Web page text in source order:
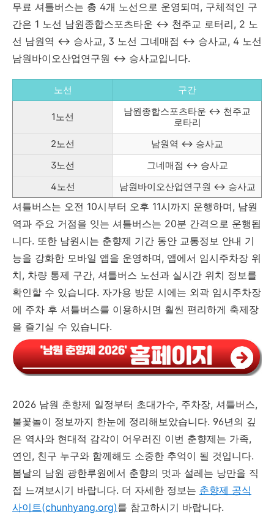
무료 셔틀버스는 총 4개 노선으로 운영되며, 구체적인 구
간은 1 노선 남원종합스포츠타운 ↔ 천주교 로터리, 2 노
선 남원역 ↔ 승사교, 3 노선 그네매점 ↔ 승사교, 4 노선
남원바이오산업연구원 ↔ 승사교입니다.
노선 구간
1노선
남원종합스포츠타운 ↔ 천주교
로타리
2노선
남원역 ↔ 승사교
3노선
그네매점 ↔ 승사교
4노선
남원바이오산업연구원 ↔ 승사교
셔틀버스는 오전 10시부터 오후 11시까지 운행하며, 남원
역과 주요 거점을 잇는 셔틀버스는 20분 간격으로 운행됩
니다. 또한 남원시는 춘향제 기간 동안 교통정보 안내 기
능을 강화한 모바일 앱을 운영하며, 앱에서 임시주차장 위
치, 차량 통제 구간, 셔틀버스 노선과 실시간 위치 정보를
확인할 수 있습니다. 자가용 방문 시에는 외곽 임시주차장
에 주차 후 셔틀버스를 이용하시면 훨씬 편리하게 축제장
을 즐기실 수 있습니다.
2026 남원 춘향제 일정부터 초대가수, 주차장, 셔틀버스,
불꽃놀이 정보까지 한눈에 정리해보았습니다. 96년의 깊
은 역사와 현대적 감각이 어우러진 이번 춘향제는 가족,
연인, 친구 누구와 함께해도 소중한 추억이 될 것입니다.
봄날의 남원 광한루원에서 춘향의 멋과 설레는 낭만을 직
접 느껴보시기 바랍니다. 더 자세한 정보는 춘향제 공식
사이트(chunhyang.org)를 참고하시기 바랍니다.